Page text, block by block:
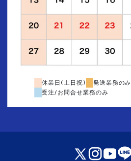
休業日(土日祝)
発送業務のみ
受注/お問合せ業務のみ